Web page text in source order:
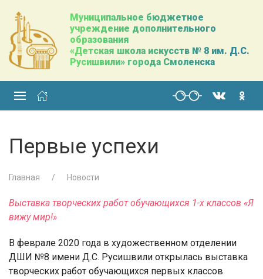
Муниципальное бюджетное
учреждение дополнительного
образования
«Детская школа искусств № 8 им. Д.С.
Русишвили» города Смоленска
Первые успехи
Главная Новости
Выставка творческих работ обучающихся 1-х классов «Я
вижу мир!»
В феврале 2020 года в художественном отделении
ДШИ №8 имени Д.С. Русишвили открылась выставка
творческих работ обучающихся первых классов